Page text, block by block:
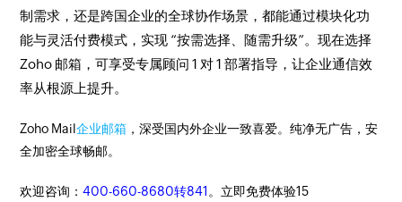
制需求，还是跨国企业的全球协作场景，都能通过模块化功
能与灵活付费模式，实现 “按需选择、随需升级”。现在选择
Zoho 邮箱，可享受专属顾问 1 对 1 部署指导，让企业通信效
率从根源上提升。
Zoho Mail企业邮箱 ，深受国内外企业一致喜爱。纯净无广告，安
全加密全球畅邮。
欢迎咨询：400-660-8680转841 。立即免费体验15